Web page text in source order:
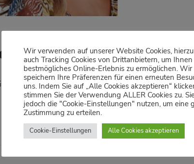
Eyewear
SHARE
Wir verwenden auf unserer Website Cookies,
auch Tracking Cookies von Drittanbietern, um Ihnen
bestmögliches Online-Erlebnis zu ermöglichen. Wir
speichern Ihre Präferenzen für einen erneuten
uns. Indem Sie auf „Alle Cookies akzeptieren“
stimmen Sie der Verwendung ALLER Cookies zu.
jedoch die "Cookie-Einstellungen" nutzen, um eine
Zustimmung zu erteilen.
Cookie-Einstellungen Alle Cookies akzeptieren